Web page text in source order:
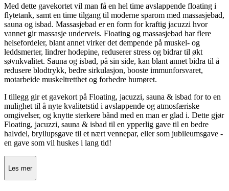
Med dette gavekortet vil man få en hel time avslappende floating i
flytetank, samt en time tilgang til moderne sparom med massasjebad,
sauna og isbad. Massasjebad er en form for kraftig jacuzzi hvor
vannet gir massasje underveis. Floating og massasjebad har flere
helsefordeler, blant annet virker det dempende på muskel- og
leddsmerter, lindrer hodepine, reduserer stress og bidrar til økt
søvnkvalitet. Sauna og isbad, på sin side, kan blant annet bidra til å
redusere blodtrykk, bedre sirkulasjon, booste immunforsvaret,
motarbeide muskeltretthet og forbedre humøret.
I tillegg gir et gavekort på Floating, jacuzzi, sauna & isbad for to en
mulighet til å nyte kvalitetstid i avslappende og atmosfæriske
omgivelser, og knytte sterkere bånd med en man er glad i. Dette gjør
Floating, jacuzzi, sauna & isbad til en ypperlig gave til en bedre
halvdel, bryllupsgave til et nært vennepar, eller som jubileumsgave -
en gave som vil huskes i lang tid!
Les mer